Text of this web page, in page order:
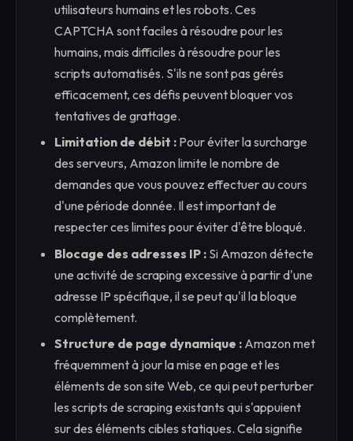
utilisateurs humains et les robots. Ces
CAPTCHA sont faciles à résoudre pour les
humains, mais difficiles à résoudre pour les
scripts automatisés. S'ils ne sont pas gérés
efficacement, ces défis peuvent bloquer vos
tentatives de grattage.
Limitation de débit : Pour éviter la surcharge
des serveurs, Amazon limite le nombre de
demandes que vous pouvez effectuer au cours
d'une période donnée. Il est important de
respecter ces limites pour éviter d'être bloqué.
Blocage des adresses IP : Si Amazon détecte
une activité de scraping excessive à partir d'une
adresse IP spécifique, il se peut qu'il la bloque
complètement.
Structure de page dynamique : Amazon met
fréquemment à jour la mise en page et les
éléments de son site Web, ce qui peut perturber
les scripts de scraping existants qui s'appuient
sur des éléments cibles statiques. Cela signifie